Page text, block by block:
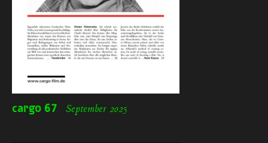
cargo 67 September 2025